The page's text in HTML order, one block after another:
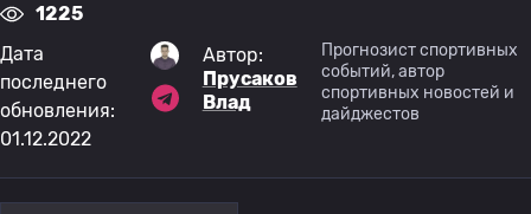
1225
Дата
последнего
обновления:
01.12.2022
Автор:
Прусаков
Влад
Прогнозист спортивных
событий, автор
спортивных новостей и
дайджестов